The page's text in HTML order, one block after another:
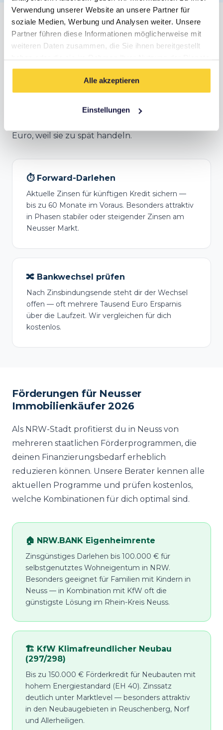
Verwendung unserer Website an unsere Partner für
soziale Medien, Werbung und Analysen weiter. Unsere
Partner führen diese Informationen möglicherweise mit
weiteren Daten zusammen, die Sie ihnen bereitgestellt
gesammelt haben.
Alle akzeptieren
Einstellungen
Anschlussfinanzierung in Neuss
Deine Zinsbindung endet bald? In Neuss lohnt
kannst du mit einem Forward-Darlehen
aktuelle Konditionen sichern — besonders
wichtig, wenn Zinsen weiter steigen. Viele
Euro, weil sie zu spät handeln.
⏱️ Forward-Darlehen
Aktuelle Zinsen für künftigen Kredit sichern —
bis zu 60 Monate im Voraus. Besonders attraktiv
in Phasen stabiler oder steigender Zinsen am
Neusser Markt.
🔀 Bankwechsel prüfen
Nach Zinsbindungsende steht dir der Wechsel
offen — oft mehrere Tausend Euro Ersparnis
über die Laufzeit. Wir vergleichen für dich
kostenlos.
Förderungen für Neusser
Immobilienkäufer 2026
Als NRW-Stadt profitierst du in Neuss von
mehreren staatlichen Förderprogrammen, die
deinen Finanzierungsbedarf erheblich
reduzieren können. Unsere Berater kennen alle
aktuellen Programme und prüfen kostenlos,
welche Kombinationen für dich optimal sind.
🏠 NRW.BANK Eigenheimrente
Zinsgünstiges Darlehen bis 100.000 € für
selbstgenutztes Wohneigentum in NRW.
Besonders geeignet für Familien mit Kindern in
Neuss — in Kombination mit KfW oft die
günstigste Lösung im Rhein-Kreis Neuss.
🏗️ KfW Klimafreundlicher Neubau
(297/298)
Bis zu 150.000 € Förderkredit für Neubauten mit
hohem Energiestandard (EH 40). Zinssatz
deutlich unter Marktlevel — besonders attraktiv
in den Neubaugebieten in Reuschenberg, Norf
und Allerheiligen.